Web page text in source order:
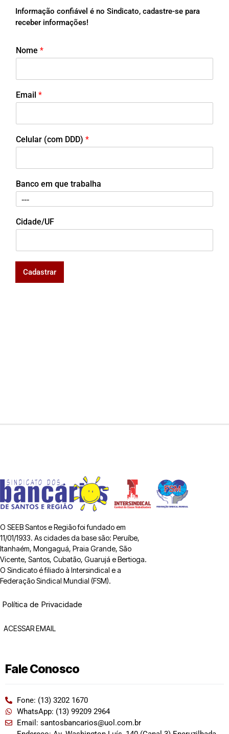
Informação confiável é no Sindicato, cadastre-se para
receber informações!
Nome *
Email *
Celular (com DDD) *
Banco em que trabalha
Cidade/UF
Cadastrar
O SEEB Santos e Região foi fundado em
11/01/1933. As cidades da base são: Peruíbe,
Itanhaém, Mongaguá, Praia Grande, São
Vicente, Santos, Cubatão, Guarujá e Bertioga.
O Sindicato é filiado à Intersindical e a
Federação Sindical Mundial (FSM).
Política de Privacidade
ACESSAR EMAIL
Fale Conosco
Fone: (13) 3202 1670
WhatsApp: (13) 99209 2964
Email: santosbancarios@uol.com.br